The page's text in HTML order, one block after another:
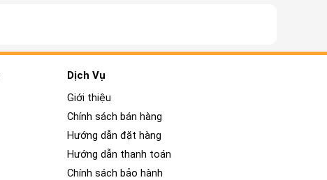
Dịch Vụ
Giới thiệu
Chính sách bán hàng
Hướng dẫn đặt hàng
Hướng dẫn thanh toán
Chính sách bảo hành